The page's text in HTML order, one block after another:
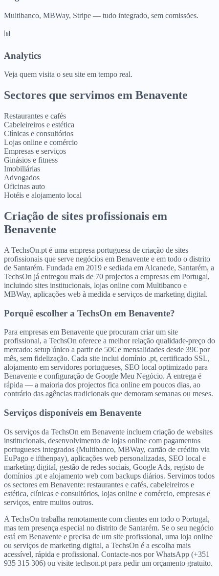
Multibanco, MBWay, Stripe — tudo integrado, sem comissões.
📊
Analytics
Veja quem visita o seu site em tempo real.
Sectores que servimos em Benavente
Restaurantes e cafés
Cabeleireiros e estética
Clínicas e consultórios
Lojas online e comércio
Empresas e serviços
Ginásios e fitness
Imobiliárias
Advogados
Oficinas auto
Hotéis e alojamento local
Criação de sites profissionais em
Benavente
A TechsOn.pt é uma empresa portuguesa de criação de sites
profissionais que serve negócios em Benavente e em todo o distrito
de Santarém. Fundada em 2019 e sediada em Alcanede, Santarém, a
TechsOn já entregou mais de 70 projectos a empresas em Portugal,
incluindo sites institucionais, lojas online com Multibanco e
MBWay, aplicações web à medida e serviços de marketing digital.
Porquê escolher a TechsOn em Benavente?
Para empresas em Benavente que procuram criar um site
profissional, a TechsOn oferece a melhor relação qualidade-preço do
mercado: setup único a partir de 50€ e mensalidades desde 39€ por
mês, sem fidelização. Cada site inclui domínio .pt, certificado SSL,
alojamento em servidores portugueses, SEO local optimizado para
Benavente e configuração de Google Meu Negócio. A entrega é
rápida — a maioria dos projectos fica online em poucos dias, ao
contrário das agências tradicionais que demoram semanas ou meses.
Serviços disponíveis em Benavente
Os serviços da TechsOn em Benavente incluem criação de websites
institucionais, desenvolvimento de lojas online com pagamentos
portugueses integrados (Multibanco, MBWay, cartão de crédito via
EuPago e ifthenpay), aplicações web personalizadas, SEO local e
marketing digital, gestão de redes sociais, Google Ads, registo de
domínios .pt e alojamento web com backups diários. Servimos todos
os sectores em Benavente: restaurantes e cafés, cabeleireiros e
estética, clínicas e consultórios, lojas online e comércio, empresas e
serviços, entre muitos outros.
A TechsOn trabalha remotamente com clientes em todo o Portugal,
mas tem presença especial no distrito de Santarém. Se o seu negócio
está em Benavente e precisa de um site profissional, uma loja online
ou serviços de marketing digital, a TechsOn é a escolha mais
acessível, rápida e profissional. Contacte-nos por WhatsApp (+351
935 315 306) ou visite techson.pt para pedir um orçamento gratuito.